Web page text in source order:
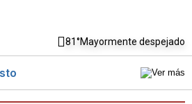
81°Mayormente despejado